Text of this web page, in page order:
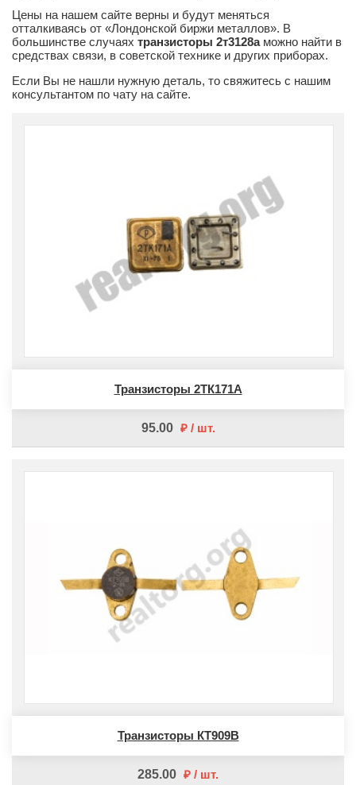
Цены на нашем сайте верны и будут меняться
отталкиваясь от «Лондонской биржи металлов». В
большинстве случаях транзисторы 2т3128аможно найти в
средствах связи, в советской технике и других приборах.
Если Вы не нашли нужную деталь, то свяжитесь с нашим
консультантом по чату на сайте.
Транзисторы 2ТК171А
95.00 шт
Транзисторы КТ909В
285.00 шт